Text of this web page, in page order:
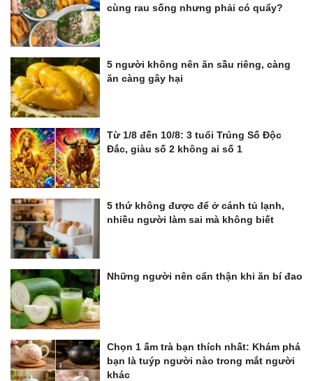
cùng rau sống nhưng phải có quẩy?
5 người không nên ăn sầu riêng, càng
ăn càng gây hại
Từ 1/8 đến 10/8: 3 tuổi Trúng Số Độc
Đắc, giàu số 2 không ai số 1
5 thứ không được để ở cánh tủ lạnh,
nhiều người làm sai mà không biết
Những người nên cẩn thận khi ăn bí đao
Chọn 1 ấm trà bạn thích nhất: Khám phá
bạn là tuýp người nào trong mắt người
khác